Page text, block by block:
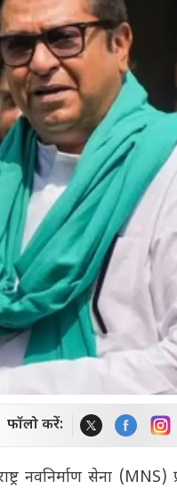
फॉलो करें:
नवनिर्माण सेना